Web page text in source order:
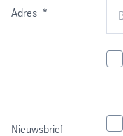
Adres *
Nieuwsbrief